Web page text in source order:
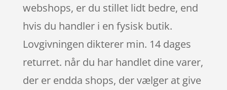
webshops, er du stillet lidt bedre, end
hvis du handler i en fysisk butik.
Lovgivningen dikterer min. 14 dages
returret. når du har handlet dine varer,
der er endda shops, der vælger at give